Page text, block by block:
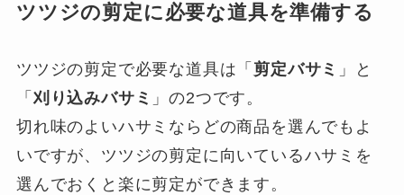
ツツジの剪定に必要な道具を準備する
ツツジの剪定で必要な道具は「 剪定バサミ 」と
「刈り込みバサミ 」の2つです。
切れ味のよいハサミならどの商品を選んでもよ
いですが、ツツジの剪定に向いているハサミを
選んでおくと楽に剪定ができます。